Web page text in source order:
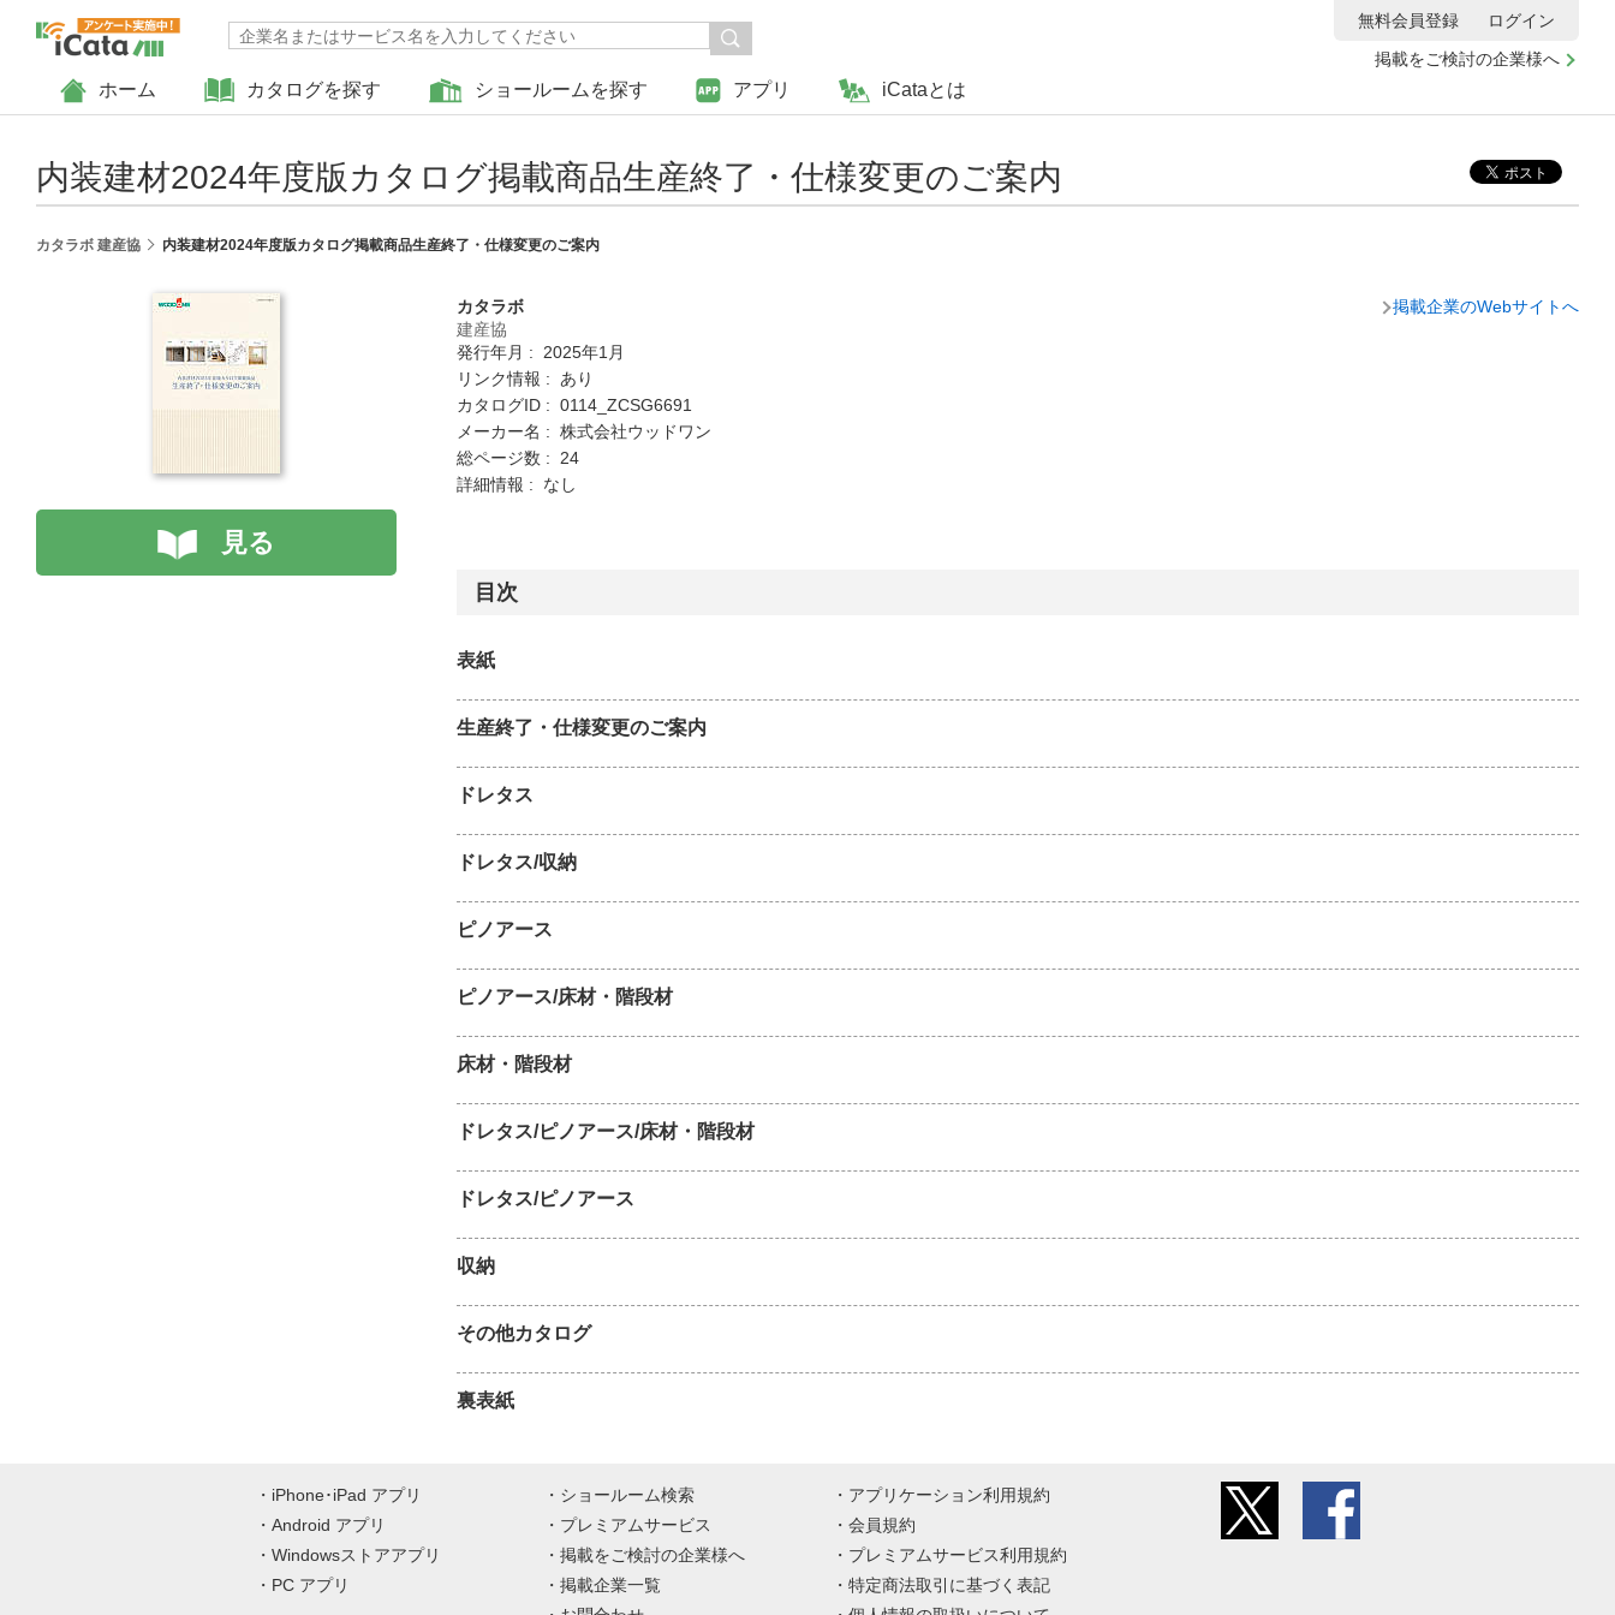
ホーム カタログを探す ショールームを探す アプリ iCataとは
掲載をご検討の企業様へ
無料会員登録 ログイン
内装建材2024年度版カタログ掲載商品生産終了・仕様変更のご案内
カタラボ 建産協 内装建材2024年度版カタログ掲載商品生産終了・仕様変更のご案内
見る
カタラボ
建産協
発行年月 : 2025年1月
リンク情報 : あり
カタログID : 0114_ZCSG6691
メーカー名 : 株式会社ウッドワン
総ページ数 : 24
詳細情報 : なし
掲載企業のWebサイトへ
目次
表紙
生産終了・仕様変更のご案内
ドレタス
ドレタス/収納
ピノアース
ピノアース/床材・階段材
床材・階段材
ドレタス/ピノアース/床材・階段材
ドレタス/ピノアース
収納
その他カタログ
裏表紙
iPhone･iPad アプリ
Android アプリ
Windowsストアアプリ
PC アプリ
ショールーム検索
プレミアムサービス
掲載をご検討の企業様へ
掲載企業一覧
アプリケーション利用規約
会員規約
プレミアムサービス利用規約
特定商法取引に基づく表記